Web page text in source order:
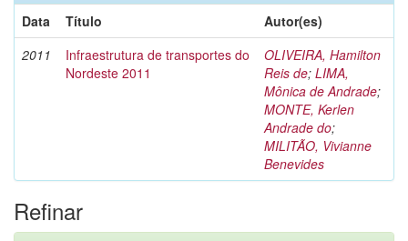
Data
Título
Autor(es)
2011
Infraestrutura de transportes do
Nordeste 2011
OLIVEIRA, Hamilton
Reis de; LIMA,
Mônica de Andrade;
MONTE, Kerlen
Andrade do;
MILITÃO, Vivianne
Benevides
Refinar